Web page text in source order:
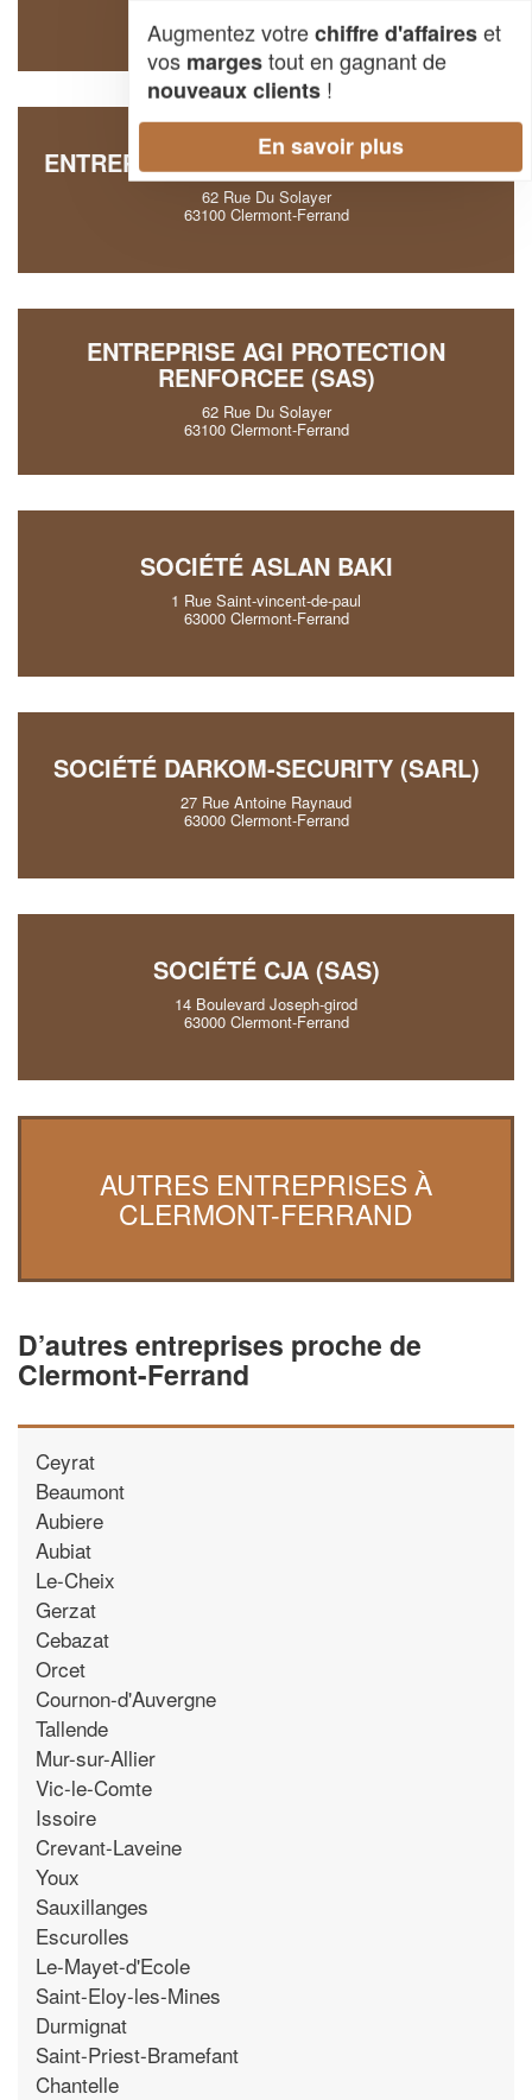
ENTREPRISE AGI PROTECTION (SARL)
62 Rue Du Solayer
63100 Clermont-Ferrand
ENTREPRISE AGI PROTECTION
RENFORCEE (SAS)
62 Rue Du Solayer
63100 Clermont-Ferrand
SOCIÉTÉ ASLAN BAKI
1 Rue Saint-vincent-de-paul
63000 Clermont-Ferrand
SOCIÉTÉ DARKOM-SECURITY (SARL)
27 Rue Antoine Raynaud
63000 Clermont-Ferrand
SOCIÉTÉ CJA (SAS)
14 Boulevard Joseph-girod
63000 Clermont-Ferrand
AUTRES ENTREPRISES À
CLERMONT-FERRAND
D’autres entreprises proche de
Clermont-Ferrand
Ceyrat
Beaumont
Aubiere
Aubiat
Le-Cheix
Gerzat
Cebazat
Orcet
Cournon-d'Auvergne
Tallende
Mur-sur-Allier
Vic-le-Comte
Issoire
Crevant-Laveine
Youx
Sauxillanges
Escurolles
Le-Mayet-d'Ecole
Saint-Eloy-les-Mines
Durmignat
Saint-Priest-Bramefant
Chantelle
Augmentez votrechiffre d'affaireset
vos margestout en gagnant de
nouveaux clients !
En savoir plus